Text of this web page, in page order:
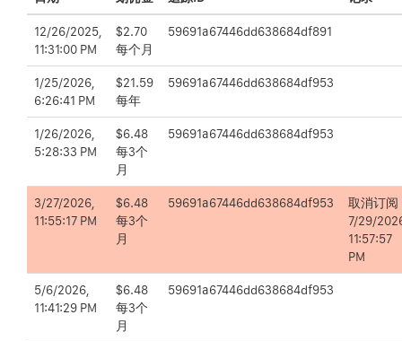
12/26/2025,
11:31:00 PM
$2.70
每个月
59691a67446dd638684df891
1/25/2026,
6:26:41 PM
$21.59
每年
59691a67446dd638684df953
1/26/2026,
5:28:33 PM
$6.48
每3个
月
59691a67446dd638684df953
3/27/2026,
11:55:17 PM
$6.48
每3个
月
59691a67446dd638684df953
取消订阅
7/29/
11:57:57
PM
5/6/2026,
11:41:29 PM
$6.48
每3个
月
59691a67446dd638684df953